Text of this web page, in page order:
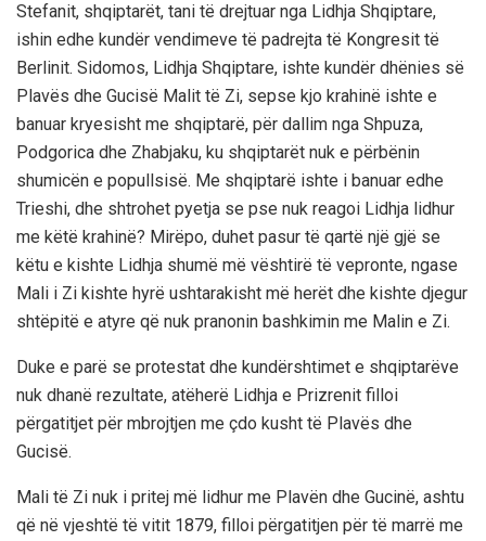
Stefanit, shqiptarët, tani të drejtuar nga Lidhja Shqiptare,
ishin edhe kundër vendimeve të padrejta të Kongresit të
Berlinit. Sidomos, Lidhja Shqiptare, ishte kundër dhënies së
Plavës dhe Gucisë Malit të Zi, sepse kjo krahinë ishte e
banuar kryesisht me shqiptarë, për dallim nga Shpuza,
Podgorica dhe Zhabjaku, ku shqiptarët nuk e përbënin
shumicën e popullsisë. Me shqiptarë ishte i banuar edhe
Trieshi, dhe shtrohet pyetja se pse nuk reagoi Lidhja lidhur
me këtë krahinë? Mirëpo, duhet pasur të qartë një gjë se
këtu e kishte Lidhja shumë më vështirë të vepronte, ngase
Mali i Zi kishte hyrë ushtarakisht më herët dhe kishte djegur
shtëpitë e atyre që nuk pranonin bashkimin me Malin e Zi.
Duke e parë se protestat dhe kundërshtimet e shqiptarëve
nuk dhanë rezultate, atëherë Lidhja e Prizrenit filloi
përgatitjet për mbrojtjen me çdo kusht të Plavës dhe
Gucisë.
Mali të Zi nuk i pritej më lidhur me Plavën dhe Gucinë, ashtu
që në vjeshtë të vitit 1879, filloi përgatitjen për të marrë me